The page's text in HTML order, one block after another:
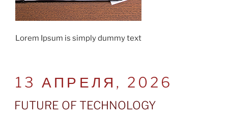
Lorem Ipsum is simply dummy text
POSTED
ON
13 АПРЕЛЯ, 2026
FUTURE OF TECHNOLOGY